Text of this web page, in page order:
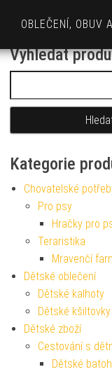
OBLEČENÍ, OBUV
Vyhledat
Kategorie
Chovatelské
Pro psy
Hračky pro
Teraristika
Mravenčí
Dětské oblečení
Dětské kalhoty
Dětské
Dětské zboží
Cestování s
Dětské